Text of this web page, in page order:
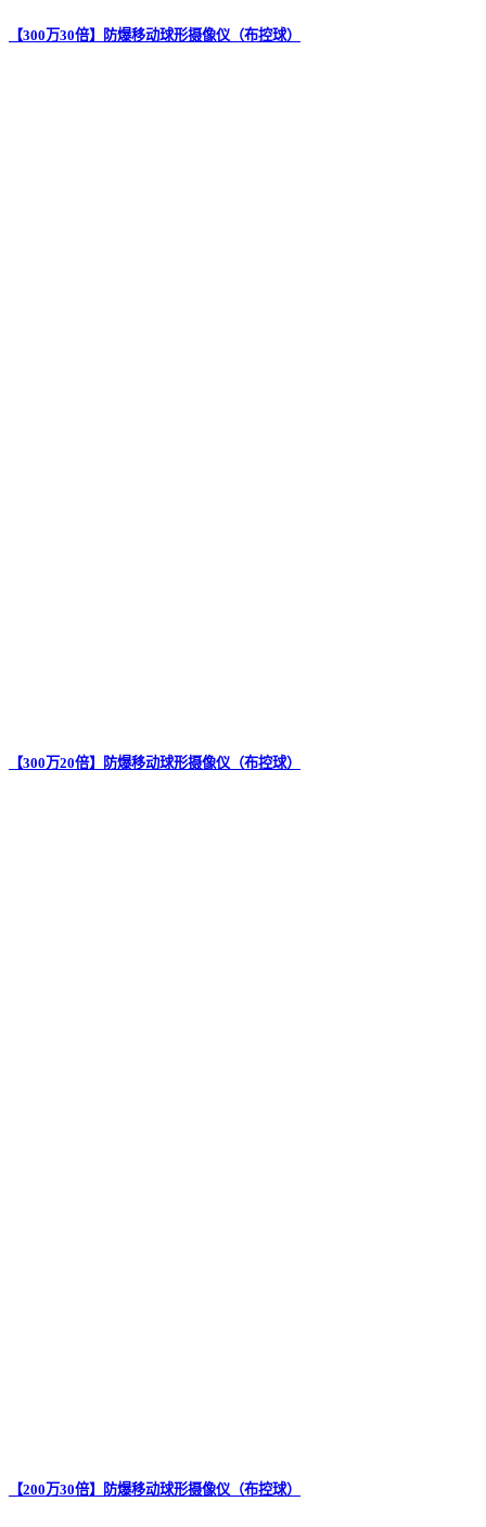
【300万30倍】防爆移动球形摄像仪（布控球）
【300万20倍】防爆移动球形摄像仪（布控球）
【200万30倍】防爆移动球形摄像仪（布控球）